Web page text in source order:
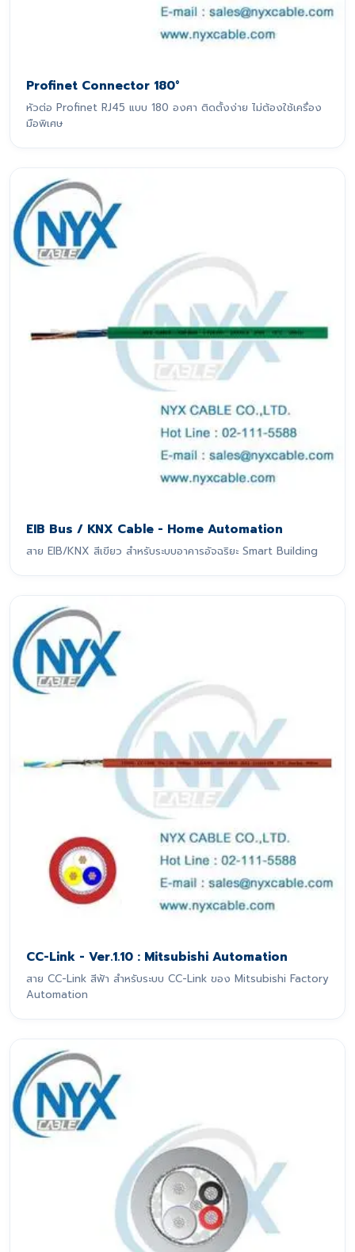
Profinet Connector 180°
หัวต่อ Profinet RJ45 แบบ 180 องศา ติดตั้งง่าย ไม่ต้องใช้เครื่อง
มือพิเศษ
EIB Bus / KNX Cable - Home Automation
สาย EIB/KNX สีเขียว สำหรับระบบอาคารอัจฉริยะ Smart Building
CC-Link - Ver.1.10 : Mitsubishi Automation
สาย CC-Link สีฟ้า สำหรับระบบ CC-Link ของ Mitsubishi Factory
Automation